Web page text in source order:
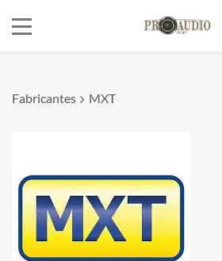
Fabricantes MXT